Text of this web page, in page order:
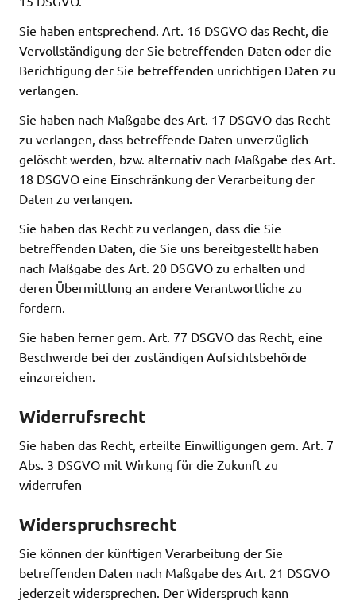
Sie haben entsprechend. Art. 16 DSGVO das Recht, die
Vervollständigung der Sie betreffenden Daten oder die
Berichtigung der Sie betreffenden unrichtigen Daten zu
verlangen.
Sie haben nach Maßgabe des Art. 17 DSGVO das Recht
zu verlangen, dass betreffende Daten unverzüglich
gelöscht werden, bzw. alternativ nach Maßgabe des Art.
18 DSGVO eine Einschränkung der Verarbeitung der
Daten zu verlangen.
Sie haben das Recht zu verlangen, dass die Sie
betreffenden Daten, die Sie uns bereitgestellt haben
nach Maßgabe des Art. 20 DSGVO zu erhalten und
deren Übermittlung an andere Verantwortliche zu
fordern.
Sie haben ferner gem. Art. 77 DSGVO das Recht, eine
Beschwerde bei der zuständigen Aufsichtsbehörde
einzureichen.
Widerrufsrecht
Sie haben das Recht, erteilte Einwilligungen gem. Art. 7
Abs. 3 DSGVO mit Wirkung für die Zukunft zu
widerrufen
Widerspruchsrecht
Sie können der künftigen Verarbeitung der Sie
betreffenden Daten nach Maßgabe des Art. 21 DSGVO
jederzeit widersprechen. Der Widerspruch kann